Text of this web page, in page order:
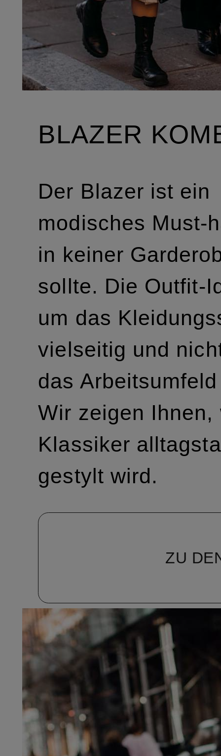
BLAZER
Der Blazer ist ein
modisches Must-
in keiner
sollte. Die Outfit-
um das
vielseitig und
das
Wir zeigen Ihnen,
Klassiker
gestylt wird.
ZU